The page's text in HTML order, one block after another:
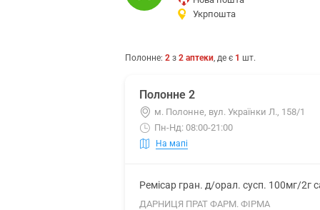
Укрпошта
Полонне: 2 з 2 аптеки, де є 1 шт.
Полонне 2
м. Полонне, вул. Українки Л., 158/1
Пн-Нд: 08:00-21:00
На мапі
Ремісар гран. д/орал. сусп. 100мг/2г
ДАРНИЦЯ ПРАТ ФАРМ. ФІРМА